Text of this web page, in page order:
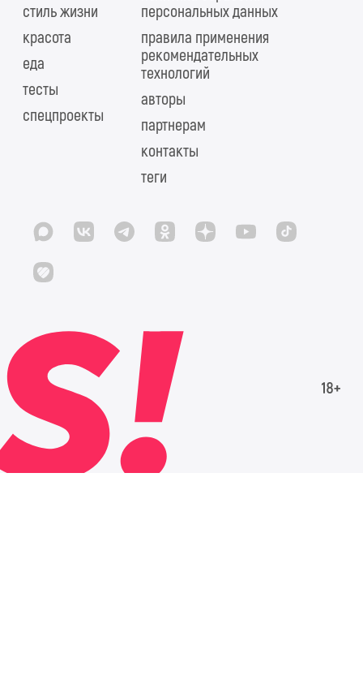
стиль жизни
красота
еда
тесты
спецпроекты
персональных данных
правила применения
рекомендательных
технологий
авторы
партнерам
контакты
теги